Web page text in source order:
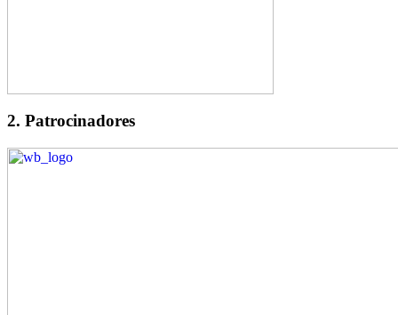
2. Patrocinadores